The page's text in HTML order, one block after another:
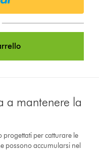
a mantenere la
progettati per catturare le
possono accumularsi nel